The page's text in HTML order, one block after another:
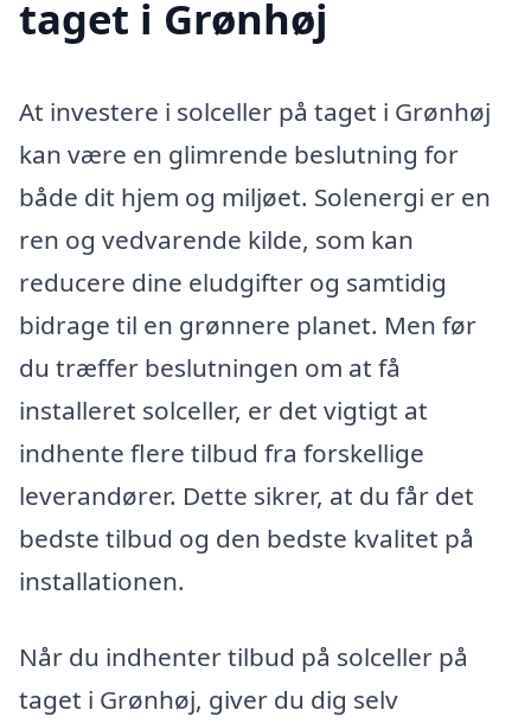
taget i Grønhøj
At investere i solceller på taget i Grønhøj
kan være en glimrende beslutning for
både dit hjem og miljøet. Solenergi er en
ren og vedvarende kilde, som kan
reducere dine eludgifter og samtidig
bidrage til en grønnere planet. Men før
du træffer beslutningen om at få
installeret solceller, er det vigtigt at
indhente flere tilbud fra forskellige
leverandører. Dette sikrer, at du får det
bedste tilbud og den bedste kvalitet på
installationen.
Når du indhenter tilbud på solceller på
taget i Grønhøj, giver du dig selv